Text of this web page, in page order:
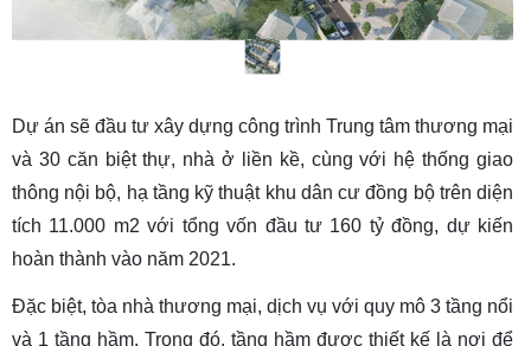
Dự án sẽ đầu tư xây dựng công trình Trung tâm thương mại
và 30 căn biệt thự, nhà ở liền kề, cùng với hệ thống giao
thông nội bộ, hạ tầng kỹ thuật khu dân cư đồng bộ trên diện
tích 11.000 m2 với tổng vốn đầu tư 160 tỷ đồng, dự kiến
hoàn thành vào năm 2021.
Đặc biệt, tòa nhà thương mại, dịch vụ với quy mô 3 tầng nổi
và 1 tầng hầm. Trong đó, tầng hầm được thiết kế là nơi để